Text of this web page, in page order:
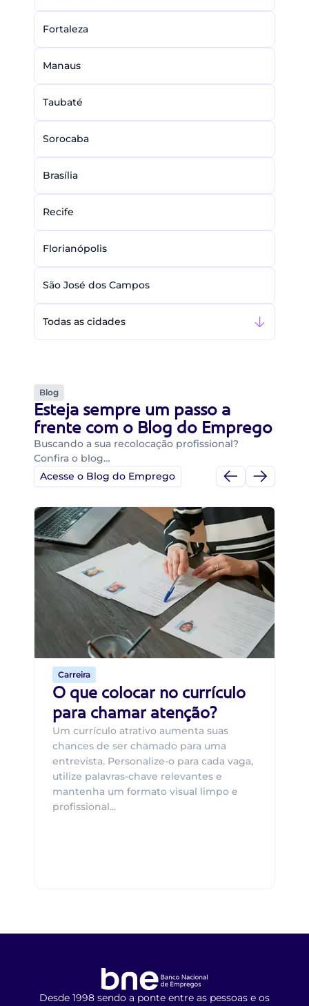
Fortaleza
Manaus
Taubaté
Sorocaba
Brasília
Recife
Florianópolis
São José dos Campos
Todas as cidades
Blog
Esteja sempre um passo a
frente com o Blog do Emprego
Buscando a sua recolocação profissional?
Confira o blog…
Acesse o Blog do Emprego
Carreira
O que colocar no currículo
para chamar atenção?
Um currículo atrativo aumenta suas
chances de ser chamado para uma
entrevista. Personalize-o para cada vaga,
utilize palavras-chave relevantes e
mantenha um formato visual limpo e
profissional...
Desde 1998 sendo a ponte entre as pessoas e os